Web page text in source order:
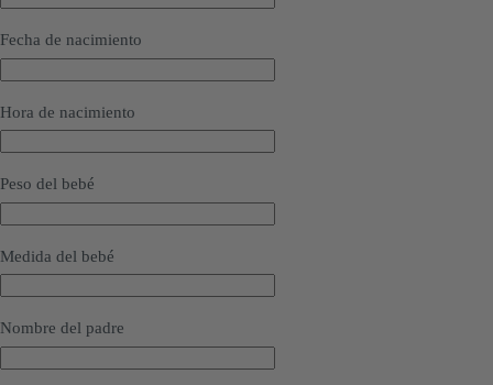
Fecha de nacimiento
Hora de nacimiento
Peso del bebé
Medida del bebé
Nombre del padre